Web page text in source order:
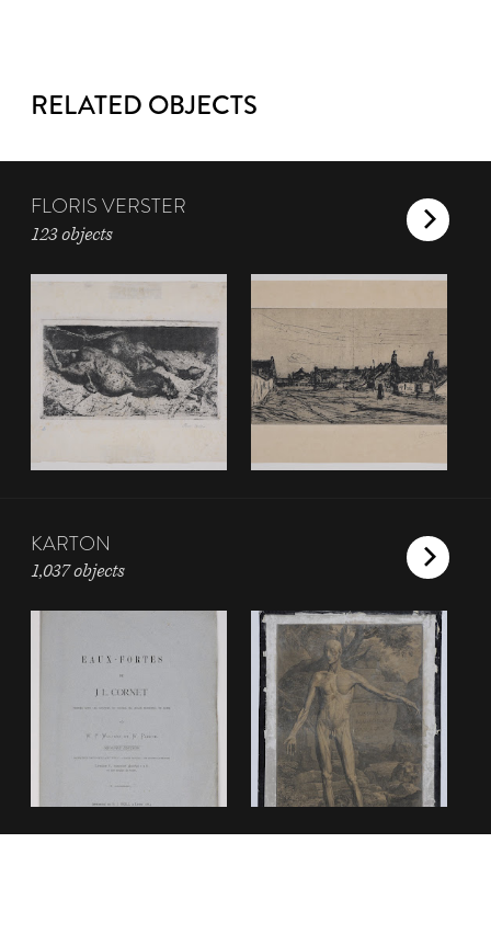
RELATED OBJECTS
FLORIS VERSTER
123 objects
KARTON
1,037 objects